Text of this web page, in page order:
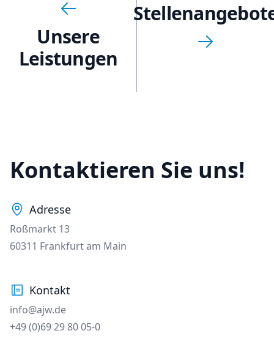
Unsere
Leistungen
Kontaktieren Sie uns!
Adresse
Street
Roßmarkt 13
City
60311 Frankfurt am Main
Kontakt
Email
info@ajw.de
Phone number
+49 (0)69 29 80 05-0